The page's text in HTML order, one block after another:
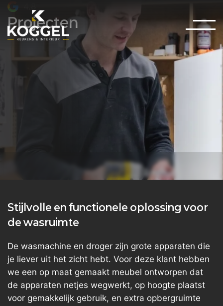
Projecten
Stijlvolle en functionele oplossing voor
de wasruimte
De wasmachine en droger zijn grote apparaten die
je liever uit het zicht hebt. Voor deze klant hebben
we een op maat gemaakt meubel ontworpen dat
de apparaten netjes wegwerkt, op hoogte plaatst
voor gemakkelijk gebruik, en extra opbergruimte